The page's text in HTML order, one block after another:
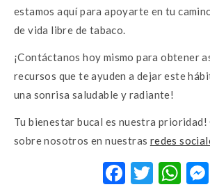
estamos aquí para apoyarte en tu
de vida libre de tabaco.
¡Contáctanos hoy mismo para obtener
recursos que te ayuden a dejar este
una sonrisa saludable y radiante!
Tu bienestar bucal es nuestra prioridad!
sobre nosotros en nuestras redes
F T W